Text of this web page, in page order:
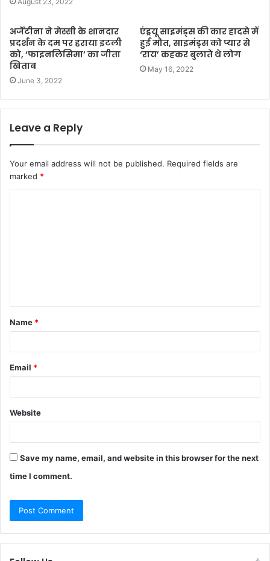
अर्जेंटीना ने मेस्सी के शानदार
प्रदर्शन के दम पर हराया इटली
को, ‘फाइनलिसिमा’ का जीता
खिताब
June 3, 2022
एंड्रयू साइमंड्स की कार हादसे में
हुई मौत, साइमंड्स को प्यार से
‘राय’ कहकर बुलाते थे लोग
May 16, 2022
Leave a Reply
Your email address will not be published. Required fields are
marked *
t
*
Name *
Email *
Website
Save my name, email, and website in this browser for the next
time I comment.